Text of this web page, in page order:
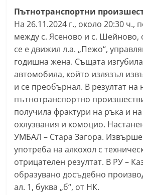
-
b
g
.
i
n
f
o
,
g
a
l
l
e
Пътнотранспортни
На 26.11.2024 г., около 20:30 ч.,
между с. Ясеново и с. Шейново,
се е движил л.а. „Пежо“,
годишна жена. Същата
автомобила, който излязъл
и се преобърнал. В резултат на
пътнотранспортно
получила фрактури на ръка и
охлузвания и комоцио.
УМБАЛ – Стара Загора.
употреба на алкохол с
отрицателен резултат. В РУ –
образувано досъдебно
ал. 1, буква „б“, от НК.